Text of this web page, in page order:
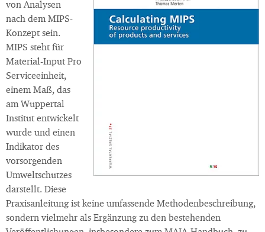
von Analysen
nach dem MIPS-
Konzept sein.
MIPS steht für
Material-Input Pro
Serviceeinheit,
einem Maß, das
am Wuppertal
Institut entwickelt
wurde und einen
Indikator des
vorsorgenden
Umweltschutzes
darstellt. Diese
Praxisanleitung ist keine umfassende Methodenbeschreibung,
sondern vielmehr als Ergänzung zu den bestehenden